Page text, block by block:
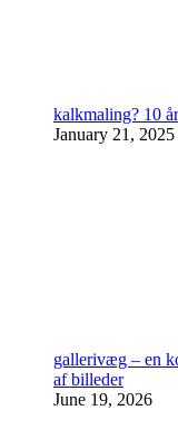
kalkmaling? 10
January 21, 2025
gallerivæg – en
af billeder
June 19, 2026